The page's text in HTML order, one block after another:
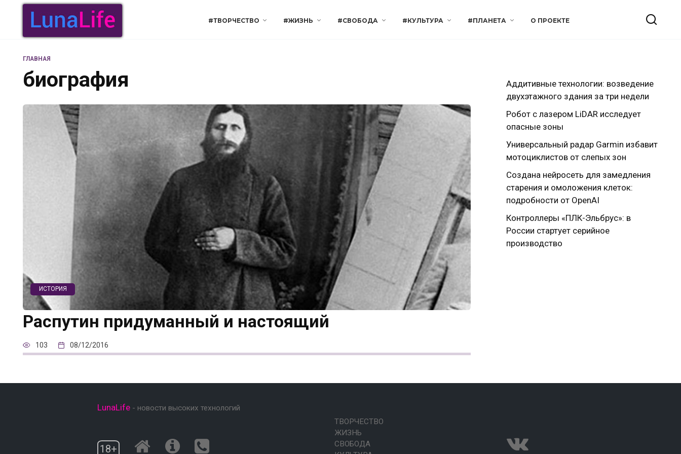
Перейти
содержанию
#ТВОРЧЕСТВО #ЖИЗНЬ #СВОБОДА #КУЛЬТУРА #ПЛАНЕТА О ПРОЕКТЕ
ГЛАВНАЯ
биография
ИСТОРИЯ
Распутин придуманный и настоящий
103 08/12/2016
Аддитивные технологии: возведение
двухэтажного здания за три недели
Робот с лазером LiDAR исследует
опасные зоны
Универсальный радар Garmin избавит
мотоциклистов от слепых зон
Создана нейросеть для замедления
старения и омоложения клеток:
подробности от OpenAI
Контроллеры «ПЛК-Эльбрус»: в
России стартует серийное
производство
LunaLife- новости высоких технологий
18+
ТВОРЧЕСТВО
ЖИЗНЬ
СВОБОДА